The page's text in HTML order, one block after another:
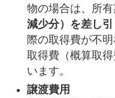
物の場合は、所
減少分）を差し引
際の取得費が不
取得費（概算取
います。
譲渡費用